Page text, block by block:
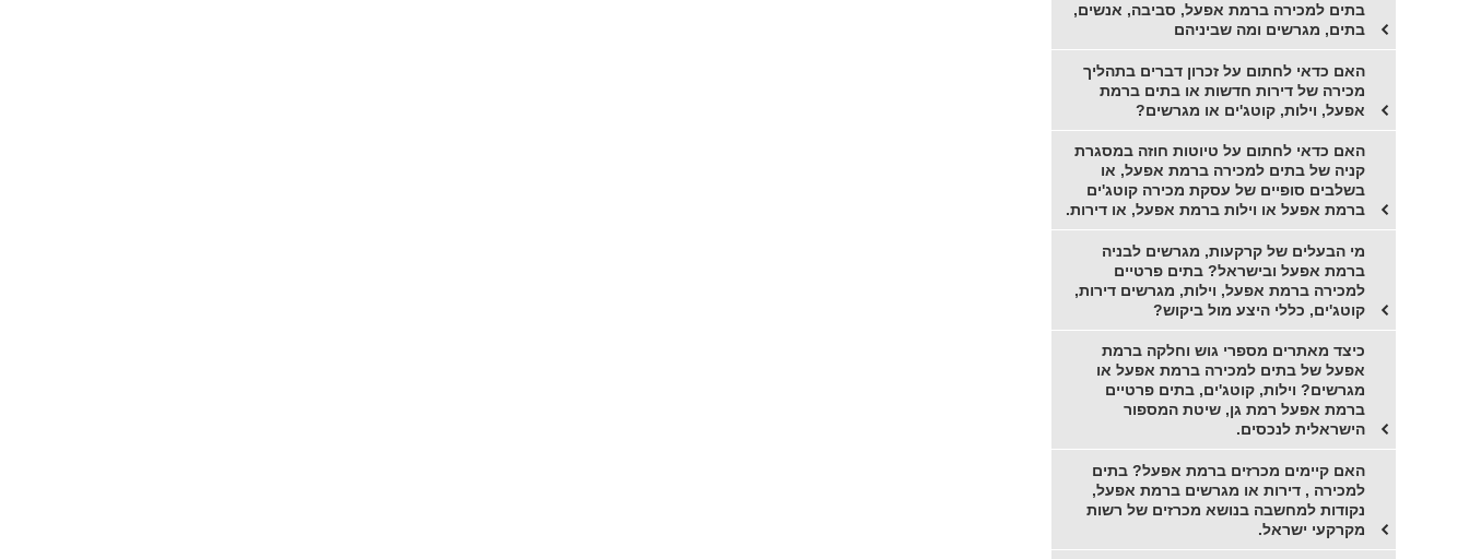
בתים למכירה ברמת אפעל, סביבה, אנשים,
בתים, מגרשים ומה שביניהם
האם כדאי לחתום על זכרון דברים בתהליך
מכירה של דירות חדשות או בתים ברמת
אפעל, וילות, קוטג'ים או מגרשים?
האם כדאי לחתום על טיוטות חוזה במסגרת
קניה של בתים למכירה ברמת אפעל, או
בשלבים סופיים של עסקת מכירה קוטג'ים
ברמת אפעל או וילות ברמת אפעל, או דירות.
מי הבעלים של קרקעות, מגרשים לבניה
ברמת אפעל ובישראל? בתים פרטיים
למכירה ברמת אפעל, וילות, מגרשים דירות,
קוטג'ים, כללי היצע מול ביקוש?
כיצד מאתרים מספרי גוש וחלקה ברמת
אפעל של בתים למכירה ברמת אפעל או
מגרשים? וילות, קוטג'ים, בתים פרטיים
ברמת אפעל רמת גן, שיטת המספור
הישראלית לנכסים.
האם קיימים מכרזים ברמת אפעל? בתים
למכירה , דירות או מגרשים ברמת אפעל,
נקודות למחשבה בנושא מכרזים של רשות
מקרקעי ישראל.